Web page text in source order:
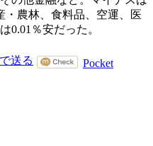
・農林、食料品、空運、医
0.01％安だった。
Pocket